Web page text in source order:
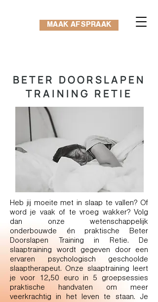
MAAK AFSPRAAK
BETER DOORSLAPEN
TRAINING RETIE
Heb jij moeite met in slaap te vallen? Of
word je vaak of te vroeg wakker? Volg
dan onze wetenschappelijk
onderbouwde én praktische Beter
Doorslapen Training in Retie. De
slaaptraining wordt gegeven door een
ervaren psychologisch geschoolde
slaaptherapeut. Onze slaaptraining leert
je voor 12,50 euro in 5 groepsessies
praktische handvaten om meer
veerkrachtig in het leven te staan. Je